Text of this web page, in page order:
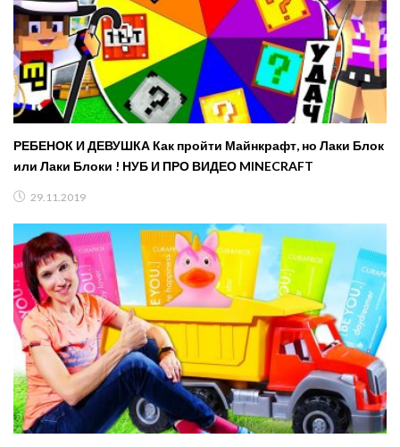
РЕБЕНОК И ДЕВУШКА Как пройти Майнкрафт, но Лаки Блок
или Лаки Блоки ! НУБ И ПРО ВИДЕО MINECRAFT
29.11.2019